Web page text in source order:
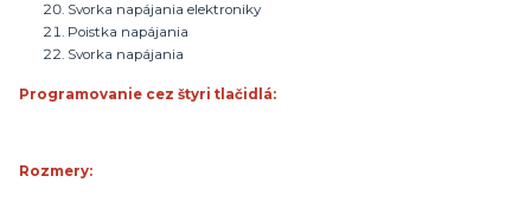
Svorka napájania elektroniky
Poistka napájania
Svorka napájania
Programovanie cez štyri tlačidlá:
Rozmery: